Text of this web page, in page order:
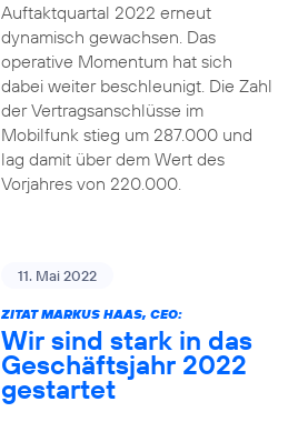
Auftaktquartal 2022 erneut
dynamisch gewachsen. Das
operative Momentum hat sich
dabei weiter beschleunigt. Die Zahl
der Vertragsanschlüsse im
Mobilfunk stieg um 287.000 und
lag damit über dem Wert des
Vorjahres von 220.000.
11. Mai 2022
ZITAT MARKUS HAAS, CEO:
Wir sind stark in das
Geschäftsjahr 2022
gestartet